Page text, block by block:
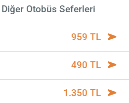
Otobüs Seferleri
959 TL
490 TL
1.350 TL